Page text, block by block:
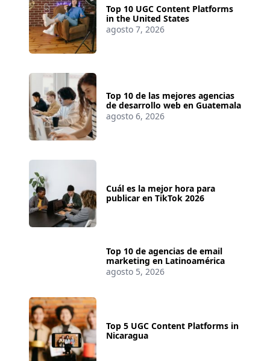
Top 10 UGC Content Platforms
in the United States
agosto 7, 2026
Top 10 de las mejores agencias
de desarrollo web en Guatemala
agosto 6, 2026
Cuál es la mejor hora para
publicar en TikTok 2026
Top 10 de agencias de email
marketing en Latinoamérica
agosto 5, 2026
Top 5 UGC Content Platforms in
Nicaragua